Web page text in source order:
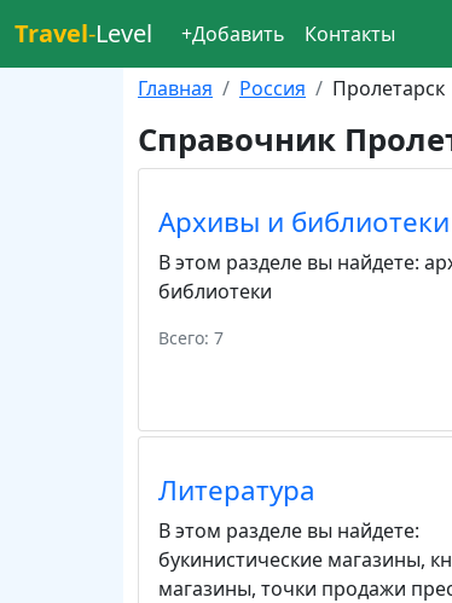
Travel-Level +Добавить Контакты
Главная Россия Пролетарск
Справочник
Архивы и библиотеки
В этом разделе вы найдете:
библиотеки
Всего: 7
Литература
В этом разделе вы найдете:
букинистические магазины,
магазины, точки продажи